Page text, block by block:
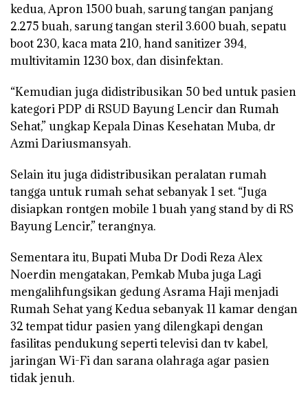
kedua, Apron 1500 buah, sarung tangan panjang
2.275 buah, sarung tangan steril 3.600 buah, sepatu
boot 230, kaca mata 210, hand sanitizer 394,
multivitamin 1230 box, dan disinfektan.
“Kemudian juga didistribusikan 50 bed untuk pasien
kategori PDP di RSUD Bayung Lencir dan Rumah
Sehat,” ungkap Kepala Dinas Kesehatan Muba, dr
Azmi Dariusmansyah.
Selain itu juga didistribusikan peralatan rumah
tangga untuk rumah sehat sebanyak 1 set. “Juga
disiapkan rontgen mobile 1 buah yang stand by di RS
Bayung Lencir,” terangnya.
Sementara itu, Bupati Muba Dr Dodi Reza Alex
Noerdin mengatakan, Pemkab Muba juga Lagi
mengalihfungsikan gedung Asrama Haji menjadi
Rumah Sehat yang Kedua sebanyak 11 kamar dengan
32 tempat tidur pasien yang dilengkapi dengan
fasilitas pendukung seperti televisi dan tv kabel,
jaringan Wi-Fi dan sarana olahraga agar pasien
tidak jenuh.